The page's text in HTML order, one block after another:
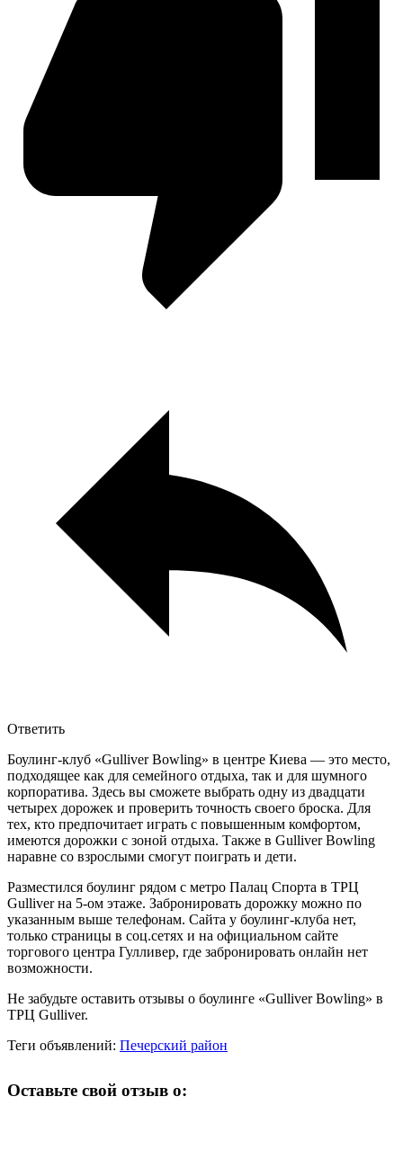
Ответить
Боулинг-клуб «Gulliver Bowling» в центре Киева — это место,
подходящее как для семейного отдыха, так и для шумного
корпоратива. Здесь вы сможете выбрать одну из двадцати
четырех дорожек и проверить точность своего броска. Для
тех, кто предпочитает играть с повышенным комфортом,
имеются дорожки с зоной отдыха. Также в Gulliver Bowling
наравне со взрослыми смогут поиграть и дети.
Разместился боулинг рядом с метро Палац Спорта в ТРЦ
Gulliver на 5-ом этаже. Забронировать дорожку можно по
указанным выше телефонам. Сайта у боулинг-клуба нет,
только страницы в соц.сетях и на официальном сайте
торгового центра Гулливер, где забронировать онлайн нет
возможности.
Не забудьте оставить отзывы о боулинге «Gulliver Bowling» в
ТРЦ Gulliver.
Теги объявлений: Печерский район
Оставьте свой отзыв о: